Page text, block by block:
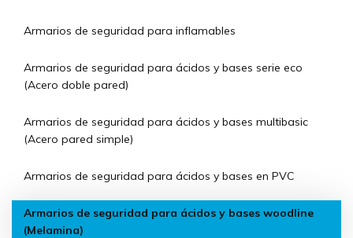
Armarios de seguridad para inflamables
Armarios de seguridad para ácidos y bases serie eco
(Acero doble pared)
Armarios de seguridad para ácidos y bases multibasic
(Acero pared simple)
Armarios de seguridad para ácidos y bases en PVC
Armarios de seguridad para ácidos y bases woodline
(Melamina)